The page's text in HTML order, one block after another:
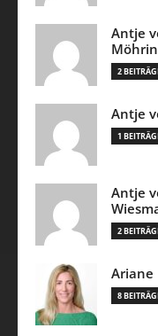
Antje
2
Antje
1
Antje
2
Ariane
8